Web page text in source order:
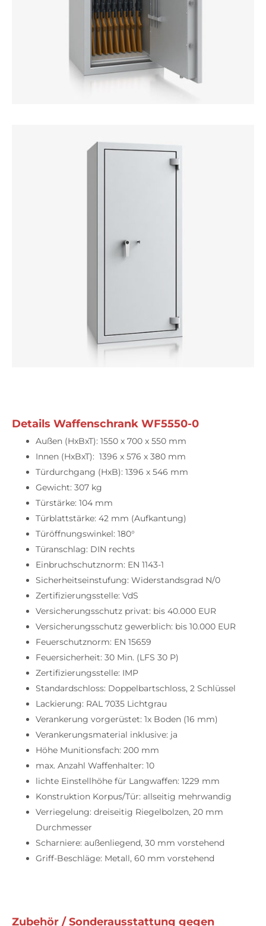
Details Waffenschrank WF5550-0
Außen (HxBxT): 1550 x 700 x 550 mm
Innen (HxBxT): 1396 x 576 x 380 mm
Türdurchgang (HxB): 1396 x 546 mm
Gewicht: 307 kg
Türstärke: 104 mm
Türblattstärke: 42 mm (Aufkantung)
Türöffnungswinkel: 180°
Türanschlag: DIN rechts
Einbruchschutznorm: EN 1143-1
Sicherheitseinstufung: Widerstandsgrad N/0
Zertifizierungsstelle: VdS
Versicherungsschutz privat: bis 40.000 EUR
Versicherungsschutz gewerblich: bis 10.000 EUR
Feuerschutznorm: EN 15659
Feuersicherheit: 30 Min. (LFS 30 P)
Zertifizierungsstelle: IMP
Standardschloss: Doppelbartschloss, 2 Schlüssel
Lackierung: RAL 7035 Lichtgrau
Verankerung vorgerüstet: 1x Boden (16 mm)
Verankerungsmaterial inklusive: ja
Höhe Munitionsfach: 200 mm
max. Anzahl Waffenhalter: 10
lichte Einstellhöhe für Langwaffen: 1229 mm
Konstruktion Korpus/Tür: allseitig mehrwandig
Verriegelung: dreiseitig Riegelbolzen, 20 mm
Durchmesser
Scharniere: außenliegend, 30 mm vorstehend
Griff-Beschläge: Metall, 60 mm vorstehend
Zubehör / Sonderausstattung gegen